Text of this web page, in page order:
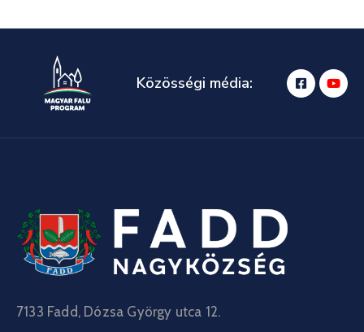
Közösségi média:
7133 Fadd, Dózsa György utca 12.